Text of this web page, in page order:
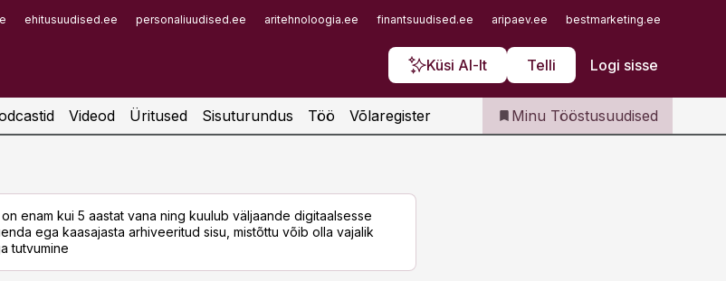
ehitusuudised.ee personaliuudised.ee aritehnoloogia.ee finantsuudised.ee aripaev.ee bestmarketing.ee
Küsi AI-lt Telli Logi sisse
Iseteenindus
Telli Tööstusuudised
Videod Üritused Sisuturundus Töö Võlaregister Minu Tööstusuudised
enam kui 5 aastat vana ning kuulub väljaande digitaalsesse
ega kaasajasta arhiveeritud sisu, mistõttu võib olla vajalik
tutvumine